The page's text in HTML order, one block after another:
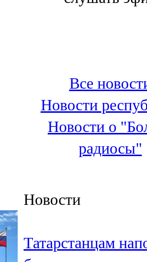
100,3 FM
Зәй
106,6 FM
Кадыбаш
105,2 FM
91,5 FM
106,1 FM
Все
Новости
Новости о
радиосы"
Новости
Татарстанцам